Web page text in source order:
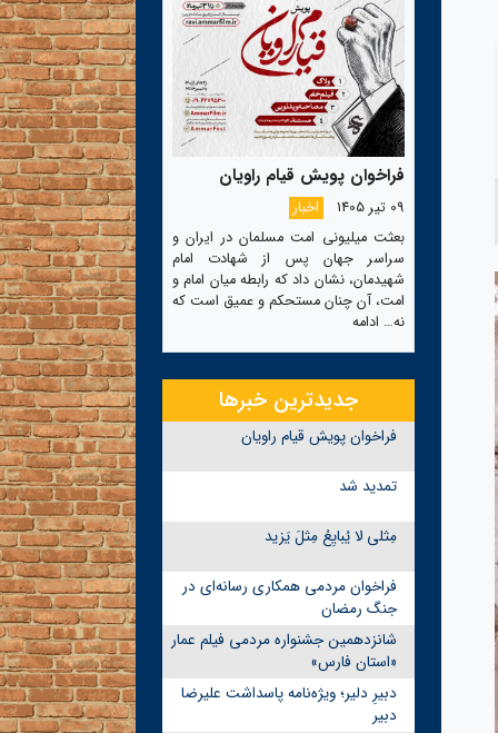
فراخوان پویش قیام راویان
09 تیر 1405
اخبار
بعثت میلیونی امت مسلمان در ایران و
سراسر جهان پس از شهادت امام
شهیدمان، نشان داد که رابطه میان امام و
امت، آن چنان مستحکم و عمیق است که
نه… ادامه
جدیدترین خبرها
فراخوان پویش قیام راویان
تمدید شد
مِثلی لا یُبایِعُ مِثلَ یَزید
فراخوان مردمی همکاری رسانه‌ای در
جنگ رمضان
شانزدهمین جشنواره مردمی فیلم عمار
«استان فارس»
دبیرِ دلیر؛ ویژه‌نامه پاسداشت علیرضا
دبیر